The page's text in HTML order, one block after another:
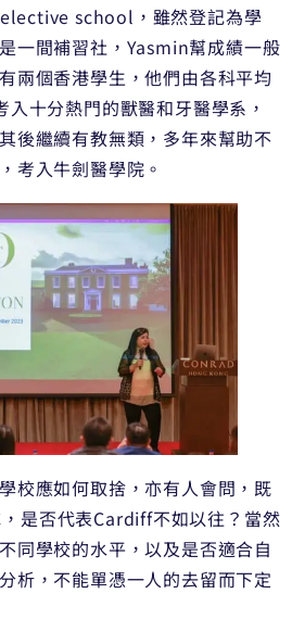
school，雖然登記為學
一間補習社，Yasmin幫成績一般
兩個香港學生，他們由各科平均
入十分熱門的獸醫和牙醫學系，
後繼續有教無類，多年來幫助不
考入牛劍醫學院。
校應如何取捨，亦有人會問，既
是否代表Cardiff不如以往？當然
同學校的水平，以及是否適合自
析，不能單憑一人的去留而下定